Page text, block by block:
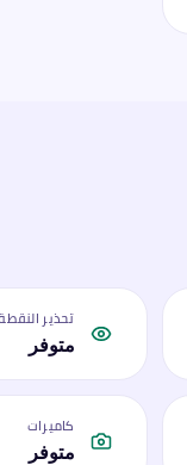
تحذير
متوفر
كاميرات
متوفر